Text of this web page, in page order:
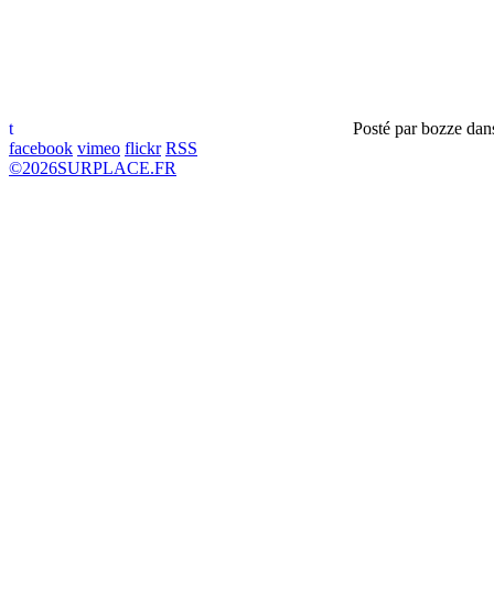
t Posté parbozze
facebook vimeo flickr RSS
©2026SURPLACE.FR